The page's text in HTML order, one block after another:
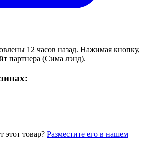
12 часов назад. Нажимая кнопку,
партнера (Сима лэнд).
этот товар? Разместите его в нашем